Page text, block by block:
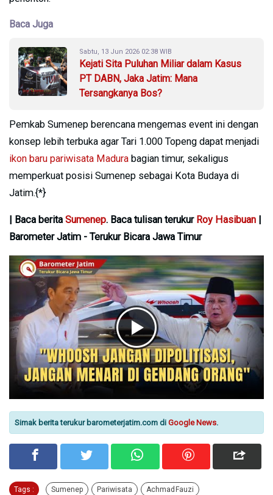
Baca Juga
Sabtu, 13 Jun 2026 02:38 WIB
Kejati Sita Puluhan Miliar dalam Kasus
PT DABN, Jaka Jatim: Mana
Tersangkanya Bos?
Pemkab Sumenep berencana mengemas event ini dengan
konsep lebih terbuka agar Tari 1.000 Topeng dapat menjadi
ikon baru pariwisata Madura bagian timur, sekaligus
memperkuat posisi Sumenep sebagai Kota Budaya di
Jatim.{*}
| Baca beritaSumenep. Baca tulisan terukur Roy Hasibuan |
Barometer Jatim - Terukur Bicara Jawa Timur
Simak berita terukur barometerjatim.com di Google News.
Tags : Sumenep Pariwisata Achmad Fauzi